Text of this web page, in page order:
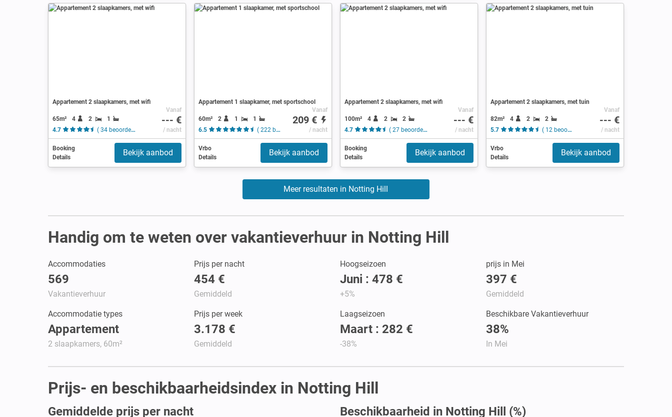
Appartement 2 slaapkamers, met wifi
65m² 4 2
1
4.7
( 34 beoordelingen )
Vanaf
--- €
/ nacht
Booking
Details
Bekijk aanbod
Appartement 1 slaapkamer, met sportschool
60m² 2 1
1
6.5
( 222 beoordelingen )
Vanaf
209 €
/ nacht
Vrbo
Details
Bekijk aanbod
Appartement 2 slaapkamers, met wifi
100m² 4 2
2
4.7
( 27 beoordelingen )
Vanaf
--- €
/ nacht
Booking
Details
Bekijk aanbod
Appartement 2 slaapkamers, met tuin
82m² 4 2
2
5.7
( 12 beoordelingen )
Vanaf
--- €
/ nacht
Vrbo
Details
Bekijk aanbod
Meer resultaten in Notting Hill
Handig om te weten over vakantieverhuur in Notting Hill
Accommodaties
569
Vakantieverhuur
Prijs per nacht
454 €
Gemiddeld
Hoogseizoen
Juni : 478 €
+5%
prijs in Mei
397 €
Gemiddeld
Accommodatie types
Appartement
2 slaapkamers, 60m²
Prijs per week
3.178 €
Gemiddeld
Laagseizoen
Maart : 282 €
-38%
Beschikbare Vakantieverhuur
38%
In Mei
Prijs- en beschikbaarheidsindex in Notting Hill
Gemiddelde prijs per nacht Beschikbaarheid in Notting Hill (%)